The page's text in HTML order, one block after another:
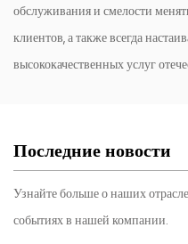
обслуживания и смелости
клиентов, а также всегда
высококачественных услуг
Последние новости
Узнайте больше о наших
событиях в нашей компании.